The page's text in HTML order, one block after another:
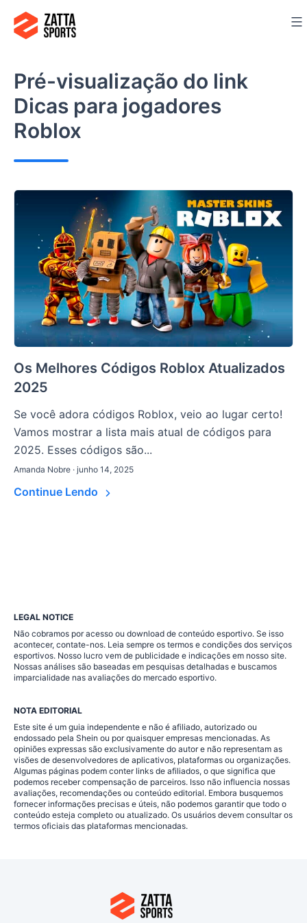
para
conteúdo
Pré-visualização do link
Dicas para jogadores
Roblox
Os Melhores Códigos Roblox Atualizados
2025
Se você adora códigos Roblox, veio ao lugar certo!
Vamos mostrar a lista mais atual de códigos para
2025. Esses códigos são...
Amanda Nobre · junho 14, 2025
Continue Lendo
LEGAL NOTICE
Não cobramos por acesso ou download de conteúdo esportivo. Se isso
acontecer, contate-nos. Leia sempre os termos e condições dos serviços
esportivos. Nosso lucro vem de publicidade e indicações em nosso site.
Nossas análises são baseadas em pesquisas detalhadas e buscamos
imparcialidade nas avaliações do mercado esportivo.
NOTA EDITORIAL
Este site é um guia independente e não é afiliado, autorizado ou
endossado pela Shein ou por quaisquer empresas mencionadas. As
opiniões expressas são exclusivamente do autor e não representam as
visões de desenvolvedores de aplicativos, plataformas ou organizações.
Algumas páginas podem conter links de afiliados, o que significa que
podemos receber compensação de parceiros. Isso não influencia nossas
avaliações, recomendações ou conteúdo editorial. Embora busquemos
fornecer informações precisas e úteis, não podemos garantir que todo o
conteúdo esteja completo ou atualizado. Os usuários devem consultar os
termos oficiais das plataformas mencionadas.